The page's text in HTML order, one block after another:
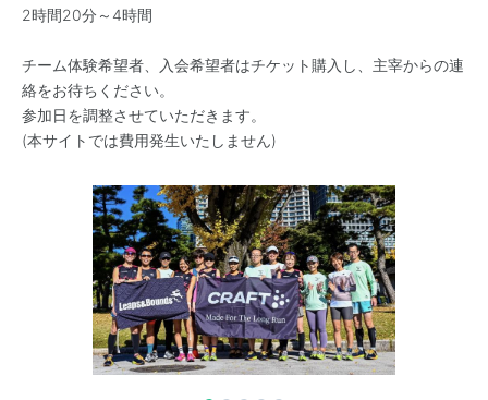
2時間20分～4時間
チーム体験希望者、入会希望者はチケット購入し、主宰からの連
絡をお待ちください。
参加日を調整させていただきます。
(本サイトでは費用発生いたしません)